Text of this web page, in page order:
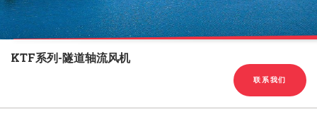
联系我们
KTF系列-隧道轴流风机
联系我们